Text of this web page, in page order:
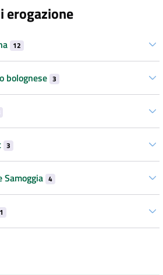
erogazione
12
bolognese 3
3
Samoggia 4
1